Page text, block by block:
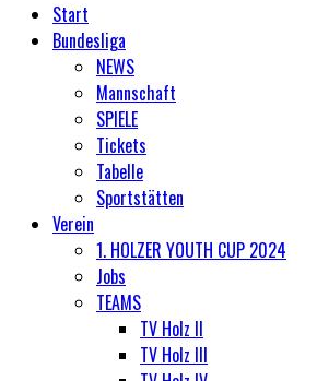
Start
Bundesliga
NEWS
Mannschaft
SPIELE
Tickets
Tabelle
Sportstätten
Verein
1. HOLZER YOUTH CUP 2024
Jobs
TEAMS
TV Holz II
TV Holz III